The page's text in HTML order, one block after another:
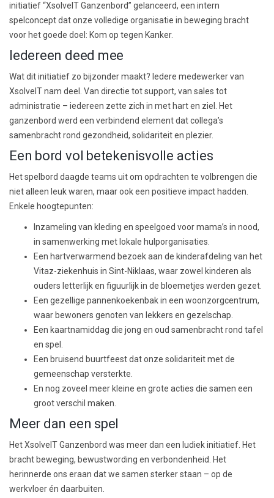
initiatief “XsolveIT Ganzenbord” gelanceerd, een intern
spelconcept dat onze volledige organisatie in beweging bracht
voor het goede doel: Kom op tegen Kanker.
Iedereen deed mee
Wat dit initiatief zo bijzonder maakt? Iedere medewerker van
XsolveIT nam deel. Van directie tot support, van sales tot
administratie – iedereen zette zich in met hart en ziel. Het
ganzenbord werd een verbindend element dat collega’s
samenbracht rond gezondheid, solidariteit en plezier.
Een bord vol betekenisvolle acties
Het spelbord daagde teams uit om opdrachten te volbrengen die
niet alleen leuk waren, maar ook een positieve impact hadden.
Enkele hoogtepunten:
Inzameling van kleding en speelgoed voor mama’s in nood,
in samenwerking met lokale hulporganisaties.
Een hartverwarmend bezoek aan de kinderafdeling van het
Vitaz-ziekenhuis in Sint-Niklaas, waar zowel kinderen als
ouders letterlijk en figuurlijk in de bloemetjes werden gezet.
Een gezellige pannenkoekenbak in een woonzorgcentrum,
waar bewoners genoten van lekkers en gezelschap.
Een kaartnamiddag die jong en oud samenbracht rond tafel
en spel.
Een bruisend buurtfeestdat onze solidariteit met de
gemeenschap versterkte.
En nog zoveel meer kleine en grote acties die samen een
groot verschil maken.
Meer dan een spel
Het XsolveIT Ganzenbord was meer dan een ludiek initiatief. Het
bracht beweging, bewustwording en verbondenheid. Het
herinnerde ons eraan dat we samen sterker staan – op de
werkvloer én daarbuiten.